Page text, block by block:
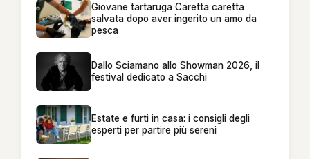
Giovane tartaruga Caretta caretta
salvata dopo aver ingerito un amo da
pesca
Dallo Sciamano allo Showman 2026, il
festival dedicato a Sacchi
Estate e furti in casa: i consigli degli
esperti per partire più sereni